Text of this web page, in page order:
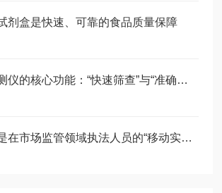
剂盒是快速、可靠的食品质量保障
食品添加剂检测仪的核心功能：“快速筛查”与“准确定量”
水产品检测仪是在市场监管领域执法人员的“移动实验室”